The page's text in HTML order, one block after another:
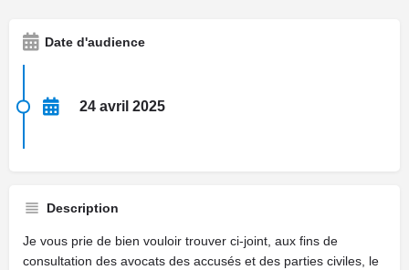
Date d'audience
24 avril 2025
Description
Je vous prie de bien vouloir trouver ci-joint, aux fins de
consultation des avocats des accusés et des parties civiles, le